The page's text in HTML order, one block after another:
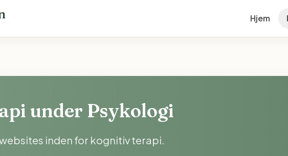
Hjem
under Psykologi
inden for kognitiv terapi.